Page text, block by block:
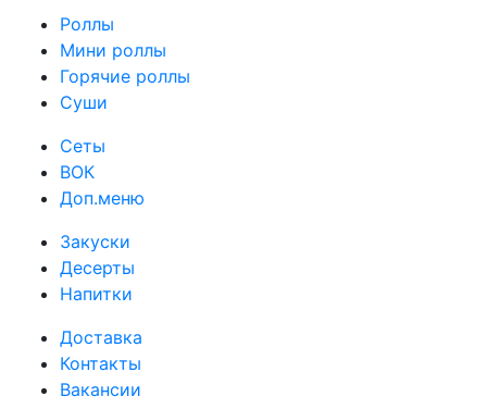
Роллы
Мини роллы
Горячие роллы
Суши
Сеты
ВОК
Доп.меню
Закуски
Десерты
Напитки
Доставка
Контакты
Вакансии